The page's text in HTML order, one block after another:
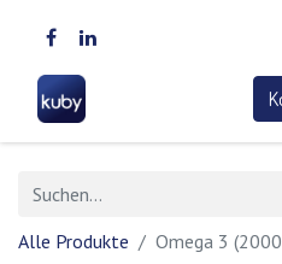
Alle Produkte Omega 3